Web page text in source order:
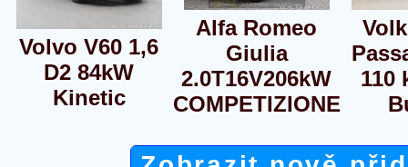
Volvo V60 1,6
D2 84kW
Kinetic
Alfa Romeo
Giulia
2.0T16V206kW
COMPETIZIONE
110